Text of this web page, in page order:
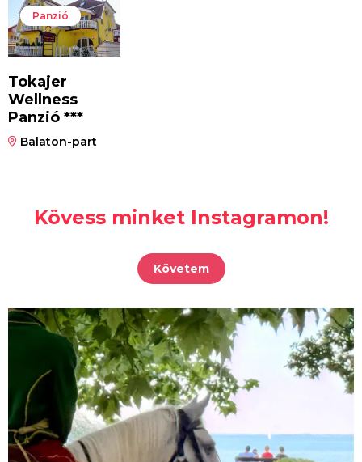
Panzió
Tokajer
Wellness
Panzió ***
Balaton-part
Kövess minket Instagramon!
Követem